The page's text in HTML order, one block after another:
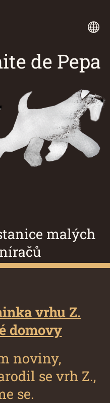
de Pepa
malých
vrhu Z.
domovy
noviny,
se vrh Z.,
se.